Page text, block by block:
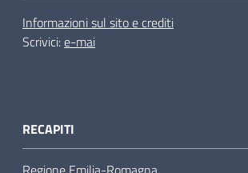
Informazioni sul sito e crediti
Scrivici:e-mai
RECAPITI